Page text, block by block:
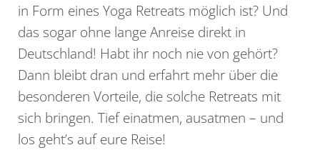
in Form eines Yoga Retreats möglich ist? Und
das sogar ohne lange Anreise direkt in
Deutschland! Habt ihr noch nie von gehört?
Dann bleibt dran und erfahrt mehr über die
besonderen Vorteile, die solche Retreats mit
sich bringen. Tief einatmen, ausatmen – und
los geht’s auf eure Reise!